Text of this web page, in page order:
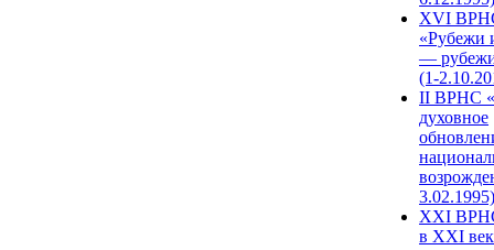
XVI
«Рубежи
—
(1-
II ВРНС
духовное
3.02.1995)
XХI
в XXI